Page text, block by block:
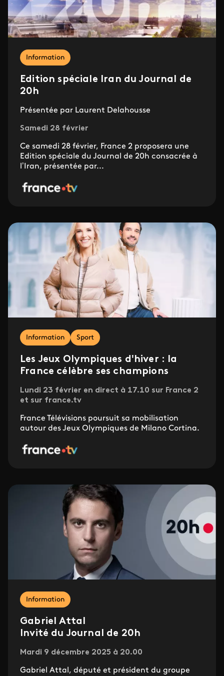
Information
Edition spéciale Iran du Journal de
20h
Présentée par Laurent Delahousse
Samedi 28 février
Ce samedi 28 février, France 2 proposera une
Edition spéciale du Journal de 20h consacrée à
l’Iran, présentée par...
Information Sport
Les Jeux Olympiques d'hiver : la
France célèbre ses champions
Lundi 23 février en direct à 17.10 sur France 2
et sur france.tv
France Télévisions poursuit sa mobilisation
autour des Jeux Olympiques de Milano Cortina.
Information
Gabriel Attal
Invité du Journal de 20h
Mardi 9 décembre 2025 à 20.00
Gabriel Attal, député et président du groupe